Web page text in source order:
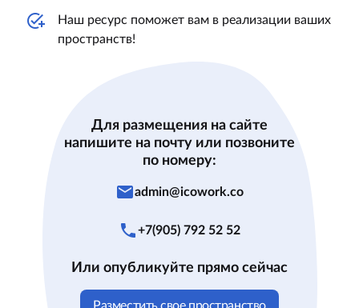
Наш ресурс поможет вам в реализации ваших
пространств!
Для размещения на сайте
напишите на почту или позвоните
по номеру:
mailadmin@icowork.co
phone+7(905) 792 52 52
Или опубликуйте прямо сейчас